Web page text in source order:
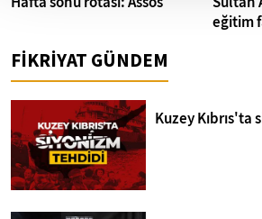
eğitim
FİKRİYAT GÜNDEM
Kuzey